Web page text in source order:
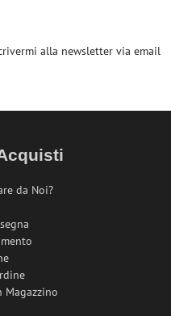
alla newsletter via email
da Noi?